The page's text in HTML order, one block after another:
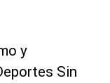
y
Sin